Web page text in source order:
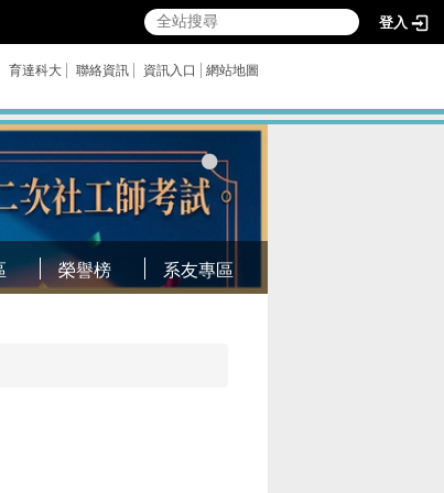
登入
育達科大 聯絡資訊 資訊入口 網站地圖
榮譽榜 系友專區